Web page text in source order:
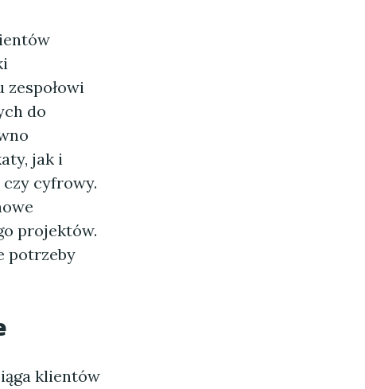
zespołowi
do
jak i
cyfrowy.
projektów.
potrzeby
klientów